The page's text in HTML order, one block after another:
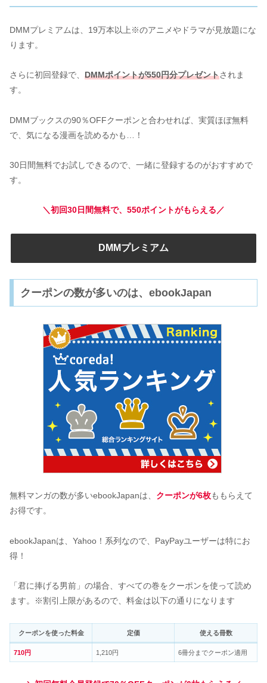
DMMプレミアムは、19万本以上※のアニメやドラマが見放題にな
ります。
さらに初回登録で、 DMMポイントが550円分プレゼントされま
す。
DMMブックスの90％OFFクーポンと合わせれば、実質ほぼ無料
で、気になる漫画を読めるかも…！
30日間無料でお試しできるので、一緒に登録するのがおすすめで
す。
＼初回30日間無料で、550ポイントがもらえる／
DMMプレミアム
クーポンの数が多いのは、ebookJapan
無料マンガの数が多いebookJapanは、 クーポンが6枚ももらえて
お得です。
ebookJapanは、Yahoo！系列なので、PayPayユーザーは特にお
得！
「君に捧げる男前」の場合、すべての巻をクーポンを使って読め
ます。※割引上限があるので、料金は以下の通りになります
クーポンを使った料金 定価 使える冊数
710円 1,210円 6冊分までクーポン適用